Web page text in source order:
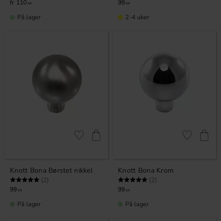
110 KR
På lager
99 KR
2-4 uker
Knott Bona Børstet nikkel
Karakter: (2)
99 KR
Lagre som favoritt
På lager
Knott Bona Krom
Karakter: (2)
99 KR
Lagre som
På lager